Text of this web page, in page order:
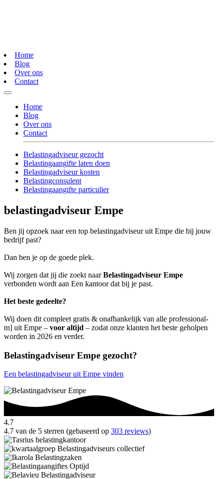
Home
Blog
Over ons
Contact
Home
Blog
Over ons
Contact
Belastingadviseur gezocht
Belastingaangifte laten doen
Belastingadviseur kosten
Belastingconsulent
Belastingaangifte particulier
belastingadviseur Empe
Ben jij opzoek naar een top belastingadviseur uit Empe die bij jouw
bedrijf past?
Dan ben je op de goede plek.
Wij zorgen dat jij die zoekt naarBelastingadviseur Empe
verbonden wordt aan Een kantoor dat bij je past.
Het beste gedeelte?
Wij doen dit compleet gratis & onafhankelijk van alle professional-
m] uit Empe – voor altijd – zodat onze klanten het beste geholpen
worden in 2026 en verder.
Belastingadviseur Empe gezocht?
Een belastingadviseur uit Empe vinden
4.7
4.7 van de 5 sterren (gebaseerd op 303 reviews)